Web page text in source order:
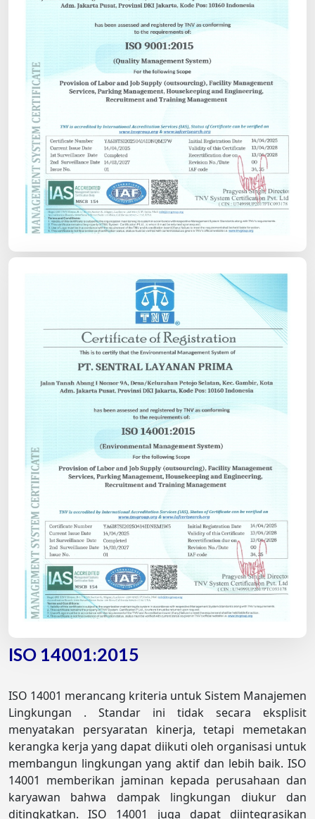
ISO 14001:2015
ISO 14001 merancang kriteria untuk Sistem Manajemen
Lingkungan . Standar ini tidak secara eksplisit
menyatakan persyaratan kinerja, tetapi memetakan
kerangka kerja yang dapat diikuti oleh organisasi untuk
membangun lingkungan yang aktif dan lebih baik. ISO
14001 memberikan jaminan kepada perusahaan dan
karyawan bahwa dampak lingkungan diukur dan
ditingkatkan. ISO 14001 juga dapat diintegrasikan